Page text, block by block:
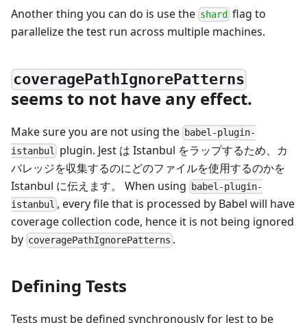
Another thing you can do is use the shard flag to
parallelize the test run across multiple machines.
coveragePathIgnorePatterns
seems to not have any effect.
Make sure you are not using the babel-plugin-
istanbul
plugin. Jest は Istanbul をラップするため、カ
バレッジを収集するのにどのファイルを使用するのかを
Istanbul に伝えます。 When using
babel-plugin-
istanbul , every file that is processed by Babel will have
coverage collection code, hence it is not being ignored
by coveragePathIgnorePatterns .
Defining Tests
Tests must be defined synchronously for Jest to be